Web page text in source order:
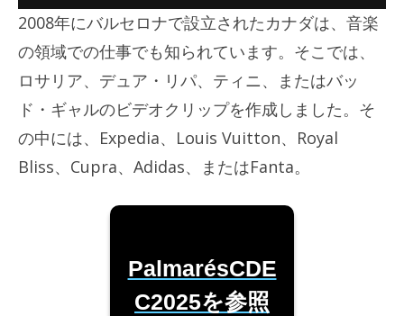
2008年にバルセロナで設立されたカナダは、音楽
の領域での仕事でも知られています。そこでは、
ロサリア、デュア・リパ、ティニ、またはバッ
ド・ギャルのビデオクリップを作成しました。そ
の中には、Expedia、Louis Vuitton、Royal
Bliss、Cupra、Adidas、またはFanta。
PalmarésCDE
C2025を参照